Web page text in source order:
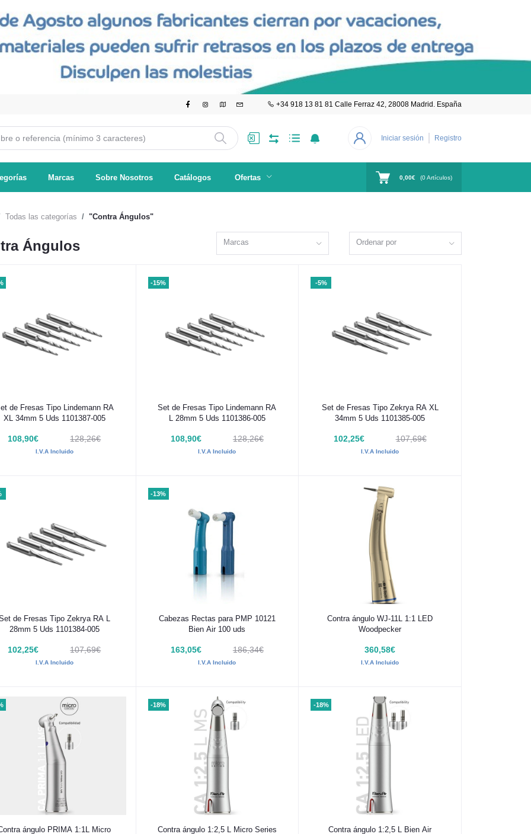
+34 918 13 81 81 Calle Ferraz 42, 28008 Madrid. España
Iniciar sesión Registro
Marcas Sobre Nosotros Catálogos Ofertas 0,00€ (0Artículos)
Todas las categorías "Contra Ángulos"
Ángulos Marcas Ordenar por
Añadir al carrito
de Fresas Tipo Lindemann RA
XL 34mm 5 Uds 1101387-005
108,90€ 128,26€
I.V.A Incluido
-15%
Añadir al carrito
Set de Fresas Tipo Lindemann RA
L 28mm 5 Uds 1101386-005
108,90€ 128,26€
I.V.A Incluido
-5%
Añadir al carrito
Set de Fresas Tipo Zekrya RA XL
34mm 5 Uds 1101385-005
102,25€ 107,69€
I.V.A Incluido
Añadir al carrito
de Fresas Tipo Zekrya RA L
28mm 5 Uds 1101384-005
102,25€ 107,69€
I.V.A Incluido
-13%
Añadir al carrito
Cabezas Rectas para PMP 10121
Bien Air 100 uds
163,05€ 186,34€
I.V.A Incluido
Añadir al carrito
Contra ángulo WJ-11L 1:1 LED
Woodpecker
360,58€
I.V.A Incluido
Añadir al carrito
ángulo PRIMA 1:1L Micro
-18%
Añadir al carrito
Contra ángulo 1:2,5 L Micro Series
-18%
Añadir al carrito
Contra ángulo 1:2,5 L Bien Air